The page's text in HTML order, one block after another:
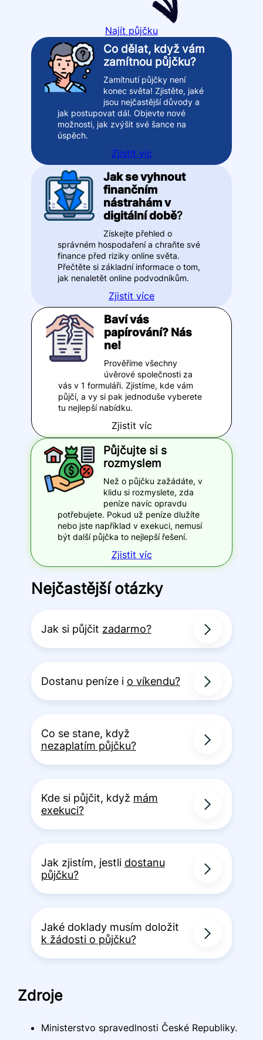
Najít půjčku
Co dělat, když vám
zamítnou půjčku?
Zamítnutí půjčky není
konec světa! Zjistěte, jaké
jsou nejčastější důvody a
jak postupovat dál. Objevte nové
možnosti, jak zvýšit své šance na
úspěch.
Zjistit víc
Jak se vyhnout
finančním
nástrahám v
digitální době?
Získejte přehled o
správném hospodaření a chraňte své
finance před riziky online světa.
Přečtěte si základní informace o tom,
jak nenaletět online podvodníkům.
Zjistit více
Baví vás
papírování? Nás
ne!
Prověříme všechny
úvěrové společnosti za
vás v 1 formuláři. Zjistíme, kde vám
půjčí, a vy si pak jednoduše vyberete
tu nejlepší nabídku.
Zjistit víc
Půjčujte si s
rozmyslem
Než o půjčku zažádáte, v
klidu si rozmyslete, zda
peníze navíc opravdu
potřebujete. Pokud už peníze dlužíte
nebo jste například v exekuci, nemusí
být další půjčka to nejlepší řešení.
Zjistit víc
Nejčastější otázky
Jak si půjčit zadarmo?
Dostanu peníze i o víkendu?
Co se stane, když
nezaplatím půjčku?
Kde si půjčit, když mám
exekuci?
Jak zjistím, jestli dostanu
půjčku?
Jaké doklady musím doložit
k žádosti o půjčku?
Zdroje
Ministerstvo spravedlnosti České Republiky.